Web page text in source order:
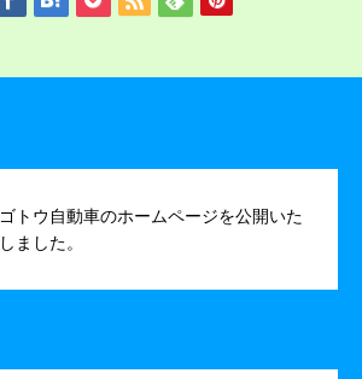
ゴトウ自動車のホームページを公開いた
しました。